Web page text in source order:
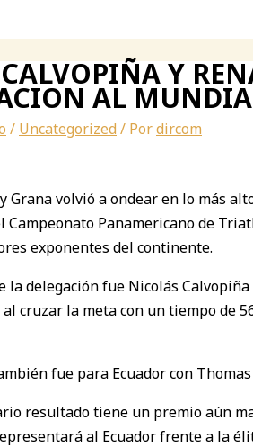
Y
AL
/ Uncategorized / Pordircom
Grana volvió a ondear en lo más
Campeonato Panamericano de
exponentes del continente.
la delegación fue Nicolás
cruzar la meta con un tiempo de
fue para Ecuador con
resultado tiene un premio aún
al Ecuador frente a la